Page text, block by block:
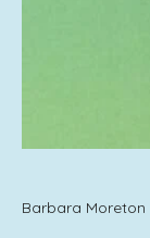
Barbara Moreton